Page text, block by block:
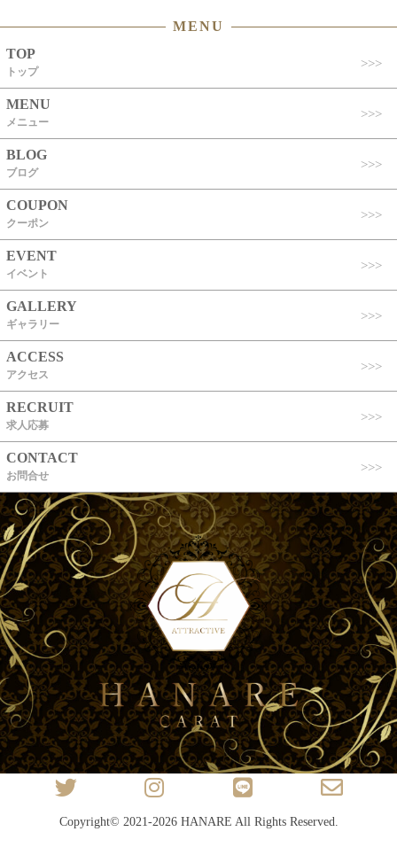
MENU
TOP
トップ
MENU
メニュー
BLOG
ブログ
COUPON
クーポン
EVENT
イベント
GALLERY
ギャラリー
ACCESS
アクセス
RECRUIT
求人応募
CONTACT
お問合せ
Copyright© 2021-2026 HANARE All Rights Reserved.